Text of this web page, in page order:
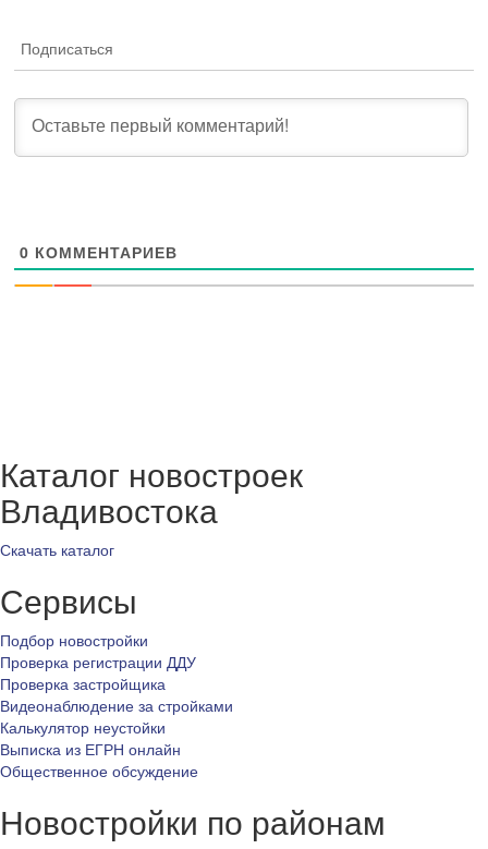
Подписаться
0 КОММЕНТАРИЕВ
Каталог новостроек
Владивостока
Скачать каталог
Сервисы
Подбор новостройки
Проверка регистрации ДДУ
Проверка застройщика
Видеонаблюдение за стройками
Калькулятор неустойки
Выписка из ЕГРН онлайн
Общественное обсуждение
Новостройки по районам